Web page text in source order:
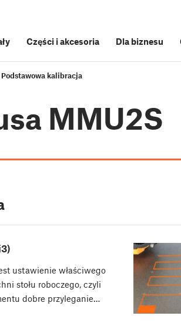
Części i akcesoria Dla biznesu
Podstawowa kalibracja
MMU2S
ustawienie właściwego
stołu roboczego, czyli
dobre przyleganie…